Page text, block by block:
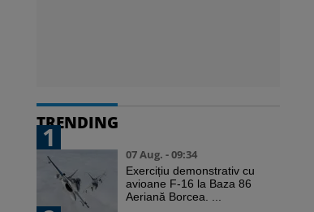
TRENDING
1
07 Aug. - 09:34
Exercițiu demonstrativ cu
avioane F-16 la Baza 86
Aeriană Borcea. ...